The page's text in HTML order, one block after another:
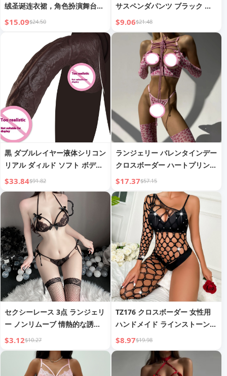
绒圣诞连衣裙，角色扮演舞台派
对表演服
$15.09$24.50
サスペンダパンツ ブラック 万
能拘束衣
$9.06$21.48
黒 ダブルレイヤー液体シリコン
リアル ダ​​ィルド ソフト ボディ
マスターベーション アーティフ
ァクト フェイクペニス アナル
プラグ 吸盤付き
$33.84$91.82
ランジェリー バレンタインデー
クロスボーダー ハートプリント
シースルー セクシー テンプテ
ーション 3点セット レディース
$17.37$57.15
セクシーレース 3点 ランジェリ
ー ノンリムーブ 情熱的な誘惑
小胸 パジャマ ベッドウェア ロ
ーブ 8037
$3.12$10.27
TZ176 クロスボーダー 女性用
ハンドメイド ラインストーン
スパークル ランジェリー - ワン
スリーブ レッグ ボディスーツ
フィッシュネット
$8.97$19.98